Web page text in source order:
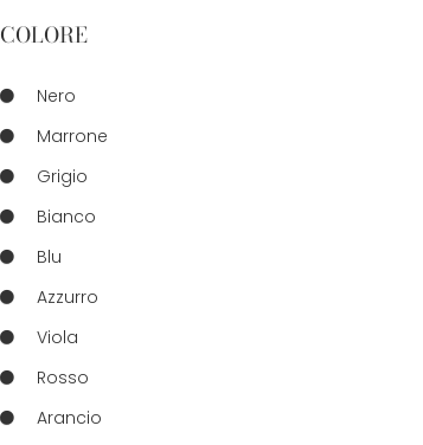
COLORE
Nero
Marrone
Grigio
Bianco
Blu
Azzurro
Viola
Rosso
Arancio